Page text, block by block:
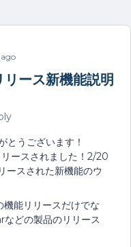
ース新機能説明
うございます！
ースされました！2/20
ースされた新機能のウ
能リリースだけでな
どの製品のリリース